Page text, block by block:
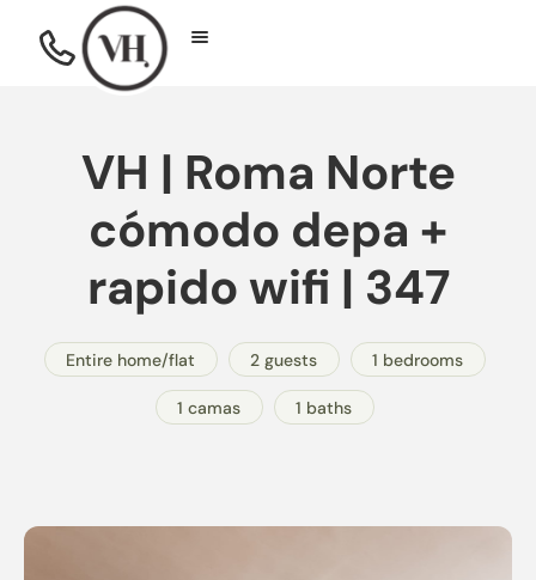
VH | Roma Norte
cómodo depa +
rapido wifi | 347
Entire home/flat 2 guests 1 bedrooms
1 camas 1 baths